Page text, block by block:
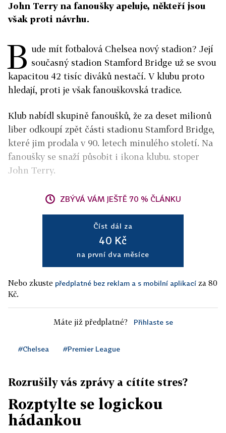
John Terry na fanoušky apeluje, někteří jsou
však proti návrhu.
B ude mít fotbalová Chelsea nový stadion? Její
současný stadion Stamford Bridge už se svou
kapacitou 42 tisíc diváků nestačí. V klubu proto
hledají, proti je však fanouškovská tradice.
Klub nabídl skupině fanoušků, že za deset milionů
liber odkoupí zpět části stadionu Stamford Bridge,
které jim prodala v 90. letech minulého století. Na
fanoušky se snaží působit i ikona klubu. stoper
John Terry.
ZBÝVÁ VÁM JEŠTĚ 70 % ČLÁNKU
Číst dál za
40 Kč
na první dva měsíce
Nebo zkuste předplatné bez reklam a s mobilní aplikací za 80
Kč.
Máte již předplatné? Přihlaste se
#Chelsea #Premier League
Rozrušily vás zprávy a cítíte stres?
Rozptylte se logickou
hádankou